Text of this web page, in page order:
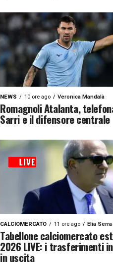
NEWS 10 ore ago Veronica Mandalà
Romagnoli Atalanta,
Sarri e il difensore centrale
CALCIOMERCATO 11 ore ago Elia Serra
Tabellone calciomercato
2026 LIVE: i trasferimenti
in uscita